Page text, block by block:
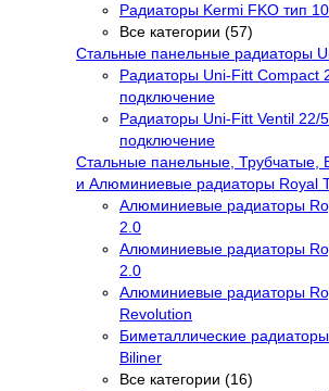
Радиаторы Kermi FKO тип
Все категории (57)
Стальные панельные радиаторы
Радиаторы Uni-Fitt Compact
подключение
Радиаторы Uni-Fitt Ventil 22/
подключение
Стальные панельные, Трубчатые,
и Алюминиевые радиаторы Royal
Алюминиевые радиаторы
2.0
Алюминиевые радиаторы
2.0
Алюминиевые радиаторы
Revolution
Биметаллические
Biliner
Все категории (16)